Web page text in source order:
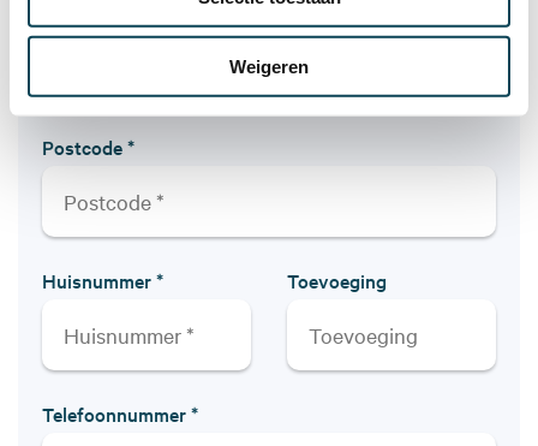
Weigeren
Postcode *
Huisnummer * Toevoeging
Telefoonnummer *